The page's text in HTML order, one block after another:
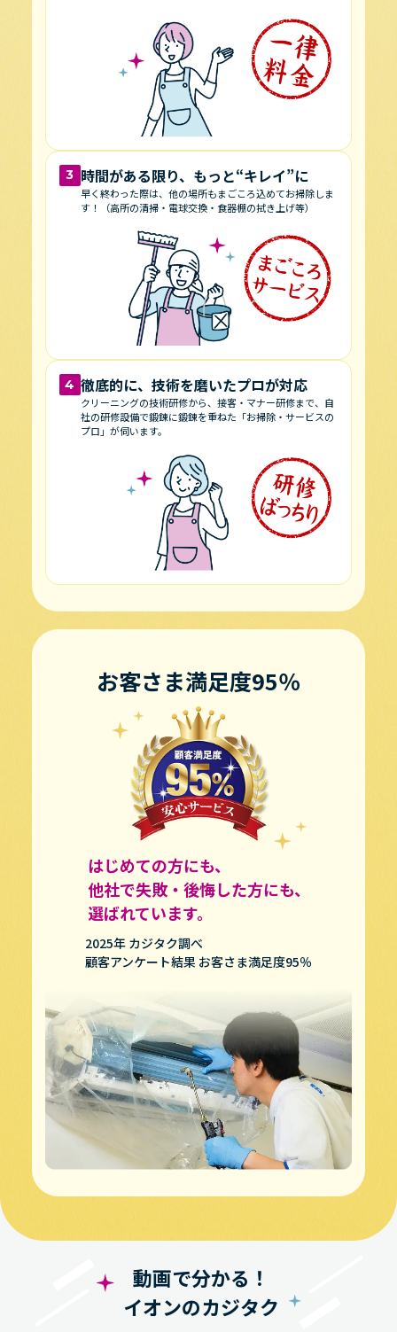
3 時間がある限り、もっと“キレイ”に
早く終わった際は、他の場所もまごころ込めてお掃除しま
す！
（高所の清掃・電球交換・食器棚の拭き上げ等）
4 徹底的に、技術を磨いたプロが対応
クリーニングの技術研修から、接客・マナー研修まで、自
社の研修設備で鍛錬に鍛錬を重ねた「お掃除・サービスの
プロ」が伺います。
お客さま満足度95％
はじめての方にも、
他社で失敗・後悔した方にも、
選ばれています。
2025年 カジタク調べ
顧客アンケート結果 お客さま満足度95％
動画で分かる！
イオンのカジタク